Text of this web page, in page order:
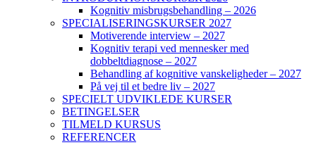
Kognitiv misbrugsbehandling – 2026
SPECIALISERINGSKURSER 2027
Motiverende interview – 2027
Kognitiv terapi ved mennesker med
dobbeltdiagnose – 2027
Behandling af kognitive vanskeligheder – 2027
På vej til et bedre liv – 2027
SPECIELT UDVIKLEDE KURSER
BETINGELSER
TILMELD KURSUS
REFERENCER